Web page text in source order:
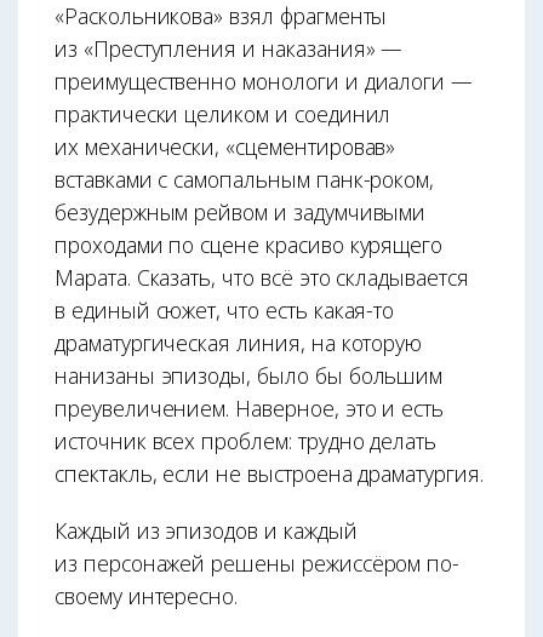
«Раскольникова» взял фрагменты
из «Преступления и наказания» —
преимущественно монологи и диалоги —
практически целиком и соединил
их механически, «сцементировав»
вставками с самопальным панк-роком,
безудержным рейвом и задумчивыми
проходами по сцене красиво курящего
Марата. Сказать, что всё это складывается
в единый сюжет, что есть какая-то
драматургическая линия, на которую
нанизаны эпизоды, было бы большим
преувеличением. Наверное, это и есть
источник всех проблем: трудно делать
спектакль, если не выстроена драматургия.
Каждый из эпизодов и каждый
из персонажей решены режиссёром по-
своему интересно.